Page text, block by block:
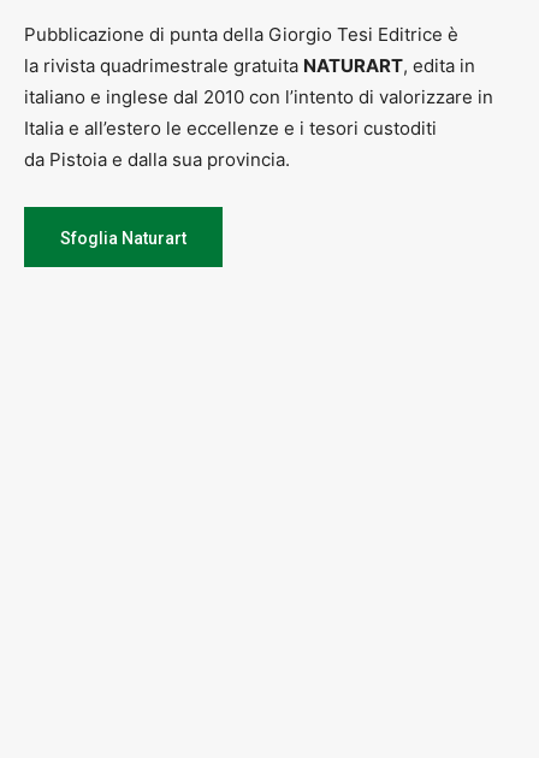
Pubblicazione di punta della Giorgio Tesi Editrice è
la rivista quadrimestrale gratuita NATURART, edita in
italiano e inglese dal 2010 con l’intento di valorizzare in
Italia e all’estero le eccellenze e i tesori custoditi
da Pistoia e dalla sua provincia.
Sfoglia Naturart